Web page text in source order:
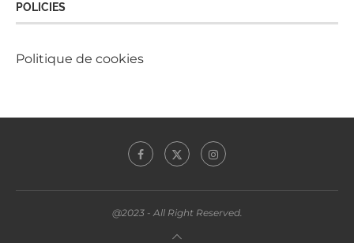
POLICIES
Politique de cookies
@2023 - All Right Reserved.